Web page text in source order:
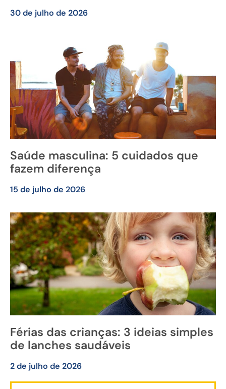
30 de julho de 2026
Saúde masculina: 5 cuidados que
fazem diferença
15 de julho de 2026
Férias das crianças: 3 ideias simples
de lanches saudáveis
2 de julho de 2026